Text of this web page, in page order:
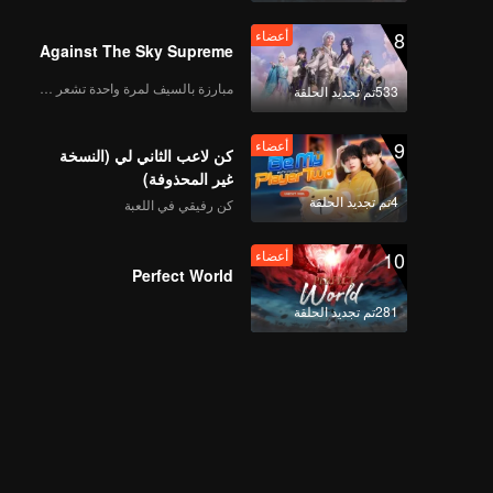
8
533تم تجديد الحلقة
أعضاء
Against The Sky Supreme
9
4تم تجديد الحلقة
أعضاء
كن لاعب الثاني لي (النسخة
غير المحذوفة)
كن رفيقي في اللعبة
10
281تم تجديد الحلقة
أعضاء
Perfect World